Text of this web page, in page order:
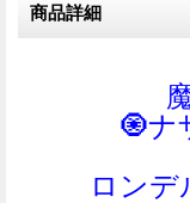
商品詳細
🧿ナ
ロンデ